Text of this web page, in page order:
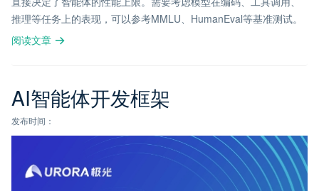
推理等任务上的表现，可以参考MMLU、HumanEval等基准测试。
阅读文章
AI智能体开发框架
发布时间：